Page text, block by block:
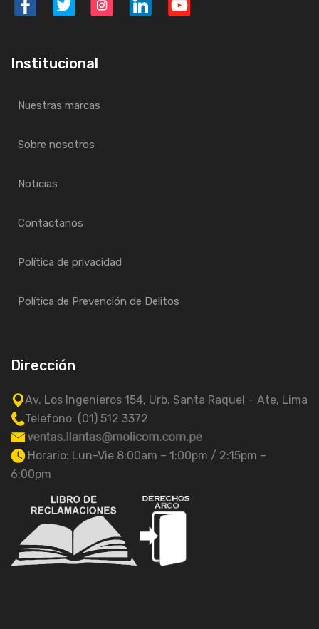
Institucional
Nuestras marcas
Sobre nosotros
Noticias
Contactanos
Política de privacidad
Política de Prevención de Delitos
Dirección
Av. Los Ingenieros 154, Urb. Santa Raquel – Ate, Lima
Telefono: (01) 512 3372
Horario: Lun-Vie 8:00am – 1:00pm / 2:15pm –
6:00pm